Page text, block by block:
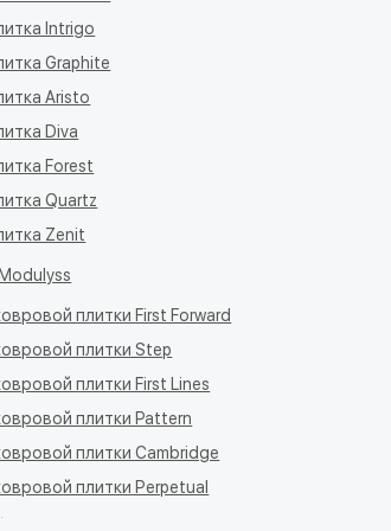
Intrigo
Graphite
Aristo
Diva
Forest
Quartz
Zenit
плитки First Forward
плитки Step
плитки First Lines
плитки Pattern
плитки Cambridge
плитки Perpetual